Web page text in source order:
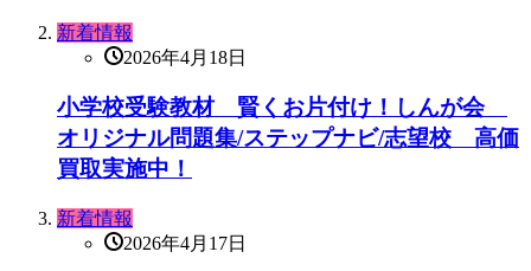
新着情報
2026年4月18日
小学校受験教材 賢くお片付け！しんが会
オリジナル問題集/ステップナビ/志望校 高価
買取実施中！
新着情報
2026年4月17日